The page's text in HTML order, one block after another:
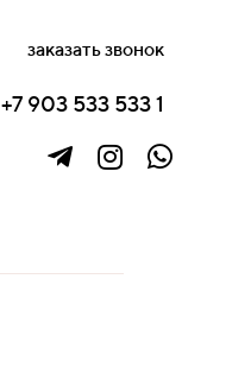
заказать звонок
+7 903 533 533 1